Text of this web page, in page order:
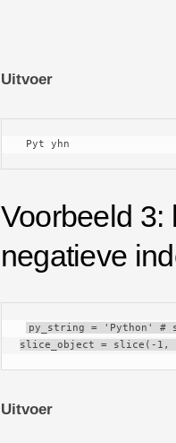
Uitvoer
Pyt yhn
Voorbeeld 3:
negatieve
py_string = 'Python'
slice_object = slice(-1,
Uitvoer